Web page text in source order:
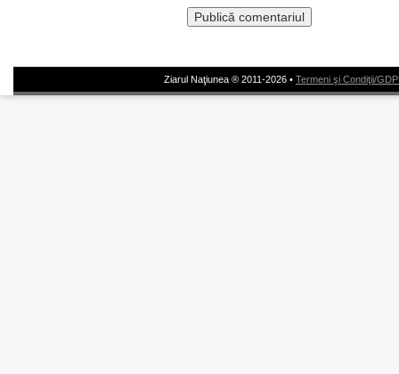
Ziarul Naţiunea ® 2011-2026 • Termeni şi Condiţii/